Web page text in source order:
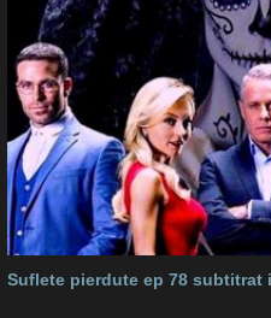
Suflete pierdute ep 78 subtitrat